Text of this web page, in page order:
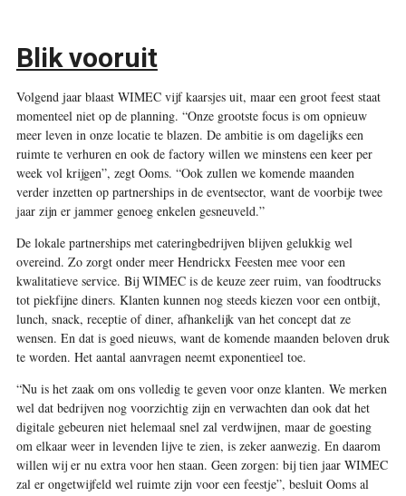
Blik vooruit
Volgend jaar blaast WIMEC vijf kaarsjes uit, maar een groot feest staat
momenteel niet op de planning. “Onze grootste focus is om opnieuw
meer leven in onze locatie te blazen. De ambitie is om dagelijks een
ruimte te verhuren en ook de factory willen we minstens een keer per
week vol krijgen”, zegt Ooms. “Ook zullen we komende maanden
verder inzetten op partnerships in de eventsector, want de voorbije twee
jaar zijn er jammer genoeg enkelen gesneuveld.”
De lokale partnerships met cateringbedrijven blijven gelukkig wel
overeind. Zo zorgt onder meer Hendrickx Feesten mee voor een
kwalitatieve service. Bij WIMEC is de keuze zeer ruim, van foodtrucks
tot piekfijne diners. Klanten kunnen nog steeds kiezen voor een ontbijt,
lunch, snack, receptie of diner, afhankelijk van het concept dat ze
wensen. En dat is goed nieuws, want de komende maanden beloven druk
te worden. Het aantal aanvragen neemt exponentieel toe.
“Nu is het zaak om ons volledig te geven voor onze klanten. We merken
wel dat bedrijven nog voorzichtig zijn en verwachten dan ook dat het
digitale gebeuren niet helemaal snel zal verdwijnen, maar de goesting
om elkaar weer in levenden lijve te zien, is zeker aanwezig. En daarom
willen wij er nu extra voor hen staan. Geen zorgen: bij tien jaar WIMEC
zal er ongetwijfeld wel ruimte zijn voor een feestje”, besluit Ooms al